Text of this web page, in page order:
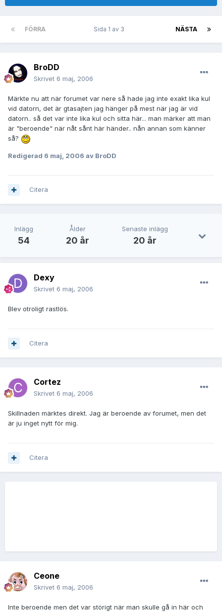
FÖRRA NÄSTA
Sida 1 av 3
BroDD
Skrivet 6 maj, 2006
Märkte nu att när forumet var nere så hade jag inte exakt lika kul
vid datorn, det är gtasajten jag hänger på mest när jag är vid
datorn.. så det var inte lika kul och sitta här... man märker att man
är "beroende" när nåt sånt här händer.. nån annan som känner
så?
Redigerad 6 maj, 2006 av BroDD
Citera
Inlägg
54
Ålder
20 år
Senaste inlägg
20 år
Dexy
Skrivet 6 maj, 2006
Blev otroligt rastlös.
Citera
Cortez
Skrivet 6 maj, 2006
Skillnaden märktes direkt. Jag är beroende av forumet, men det
är ju inget nytt för mig.
Citera
Ceone
Skrivet 6 maj, 2006
Inte beroende men det var störigt när man skulle gå in här och